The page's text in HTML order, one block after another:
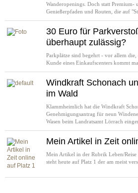
Wanderopenings. Doch statt Premium-
Genießerpfaden und Routen, die auf
30 Euro für
überhaupt zulässig?
Parkplätze sind begehrt - vor allem
Kunde eines Einkaufscenters kommt
Windkraft Schonach
im Wald
Klammheimlich hat die Windkraft
Genehmigungsantrag für neun
Wasen beim Landratsamt Lörrach
Mein Artikel in Zeit
Mein Artikel in der Rubrik Leben/
steht heute auf Platz 1 der am meist